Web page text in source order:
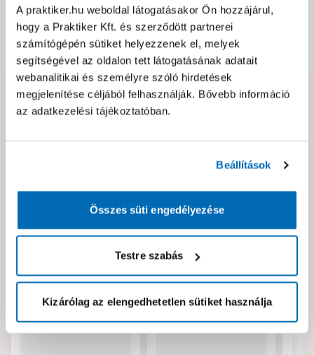
A praktiker.hu weboldal látogatásakor Ön hozzájárul,
hogy a Praktiker Kft. és szerződött partnerei
számítógépén sütiket helyezzenek el, melyek
segítségével az oldalon tett látogatásának adatait
webanalitikai és személyre szóló hirdetések
megjelenítése céljából felhasználják. Bővebb információ
az adatkezelési tájékoztatóban.
Beállítások
Összes süti engedélyezése
Testre szabás
Kizárólag az elengedhetetlen sütiket használja
Csomagolási és súly információk
Dokumentumok, felelős személy
Hibát találtál az oldalon vagy a termék leírásában?